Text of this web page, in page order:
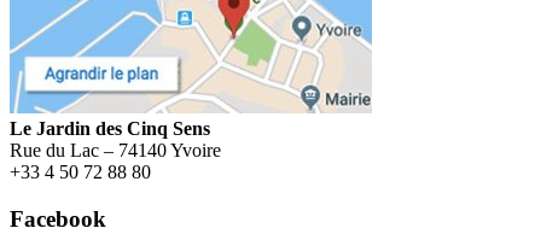
Le Jardin des Cinq Sens
Rue du Lac – 74140 Yvoire
+33 4 50 72 88 80
Facebook